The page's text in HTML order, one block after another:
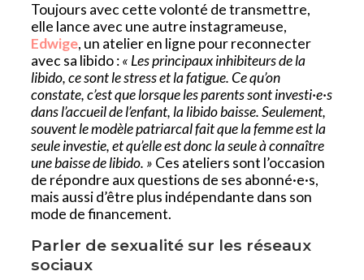
Toujours avec cette volonté de transmettre,
elle lance avec une autre instagrameuse,
Edwige, un atelier en ligne pour reconnecter
avec sa libido :« Les principaux inhibiteurs de la
libido, ce sont le stress et la fatigue. Ce qu’on
constate, c’est que lorsque les parents sont investi·e·s
dans l’accueil de l’enfant, la libido baisse. Seulement,
souvent le modèle patriarcal fait que la femme est la
seule investie, et qu’elle est donc la seule à connaître
une baisse de libido. » Ces ateliers sont l’occasion
de répondre aux questions de ses abonné·e·s,
mais aussi d’être plus indépendante dans son
mode de financement.
Parler de sexualité sur les réseaux
sociaux